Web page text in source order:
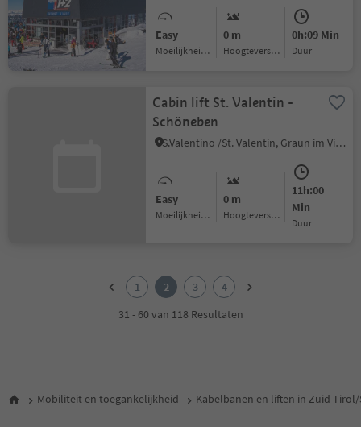
Easy
Moeilijkheidsgraad
0 m
Hoogteverschil
0h:09 Min
Duur
Cabin lift St. Valentin -
Schöneben
S.Valentino /St. Valentin, Graun im Vinschgau/Curon Venosta, Vinschgau/Val Venosta
Easy
Moeilijkheidsgraad
0 m
Hoogteverschil
11h:00
Min
Duur
1 2 3
4
31 - 60 van 118 Resultaten
Mobiliteit en toegankelijkheid Kabelbanen en liften in Zuid-